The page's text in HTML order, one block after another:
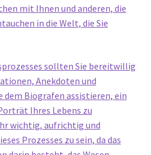
mit Ihnen und anderen, die
in die Welt, die Sie
sollten Sie bereitwillig
Anekdoten und
dem Biografen assistieren, ein
Ihres Lebens zu
wichtig, aufrichtig und
Prozesses zu sein, da das